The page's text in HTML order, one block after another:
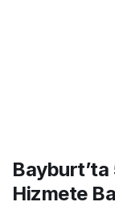
Hizmete